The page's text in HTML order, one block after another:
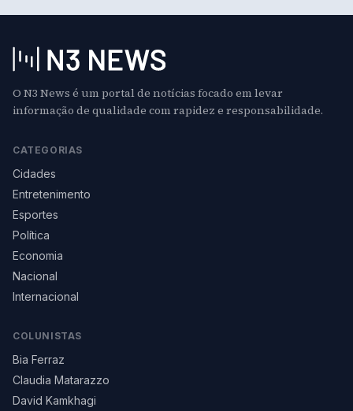
O N3 News é um portal de notícias focado em levar
informação de qualidade com rapidez e responsabilidade.
CATEGORIAS
Cidades
Entretenimento
Esportes
Política
Economia
Nacional
Internacional
COLUNISTAS
Bia Ferraz
Claudia Matarazzo
David Kamkhagi